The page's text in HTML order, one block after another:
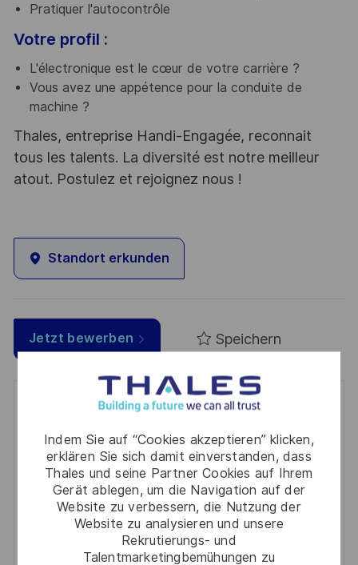
Indem Sie auf “Cookies akzeptieren” klicken,
erklären Sie sich damit einverstanden, dass
Thales und seine Partner Cookies auf Ihrem
Gerät ablegen, um die Navigation auf der
Website zu verbessern, die Nutzung der
Website zu analysieren und unsere
Rekrutierungs- und
Talentmarketingbemühungen zu
Pratiquer l'autocontrôle
Votre profil :
L'électronique est le cœur de votre carrière ?
Vous avez une appétence pour la conduite de
machine ?
Thales, entreprise Handi-Engagée, reconnait
tous les talents. La diversité est notre meilleur
atout. Postulez et rejoignez nous !
Standort erkunden
Jetzt bewerben Speichern
Get notified for similar jobs
You'll receive updates once a week
Enter
Email
address
Required
Prüfen Sie die Bedingungen für die Verarbeitung
persönlicher Daten und stimmen Sie ihnen zu